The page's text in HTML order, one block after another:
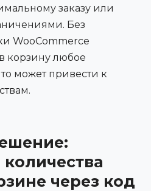
заказу или
Без
WooCommerce
корзину любое
может привести к
через код